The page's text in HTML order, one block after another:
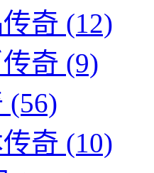
奇 (12)
奇 (9)
(56)
奇 (10)